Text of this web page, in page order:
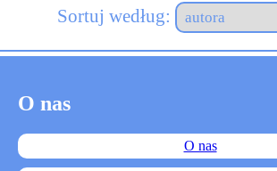
Sortuj według:
O nas
O nas